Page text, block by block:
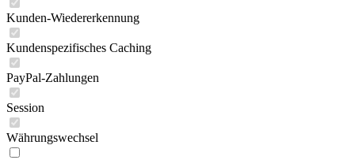
Kunden-Wiedererkennung
Kundenspezifisches Caching
PayPal-Zahlungen
Session
Währungswechsel